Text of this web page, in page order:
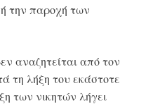
την παροχή των
αναζητείται από τον
τη λήξη του εκάστοτε
των νικητών λήγει